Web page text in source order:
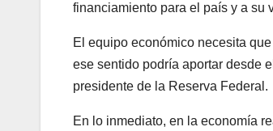
financiamiento para el país y a su
El equipo económico necesita
ese sentido podría aportar desde
presidente de la Reserva Federal.
En lo inmediato, en la economía